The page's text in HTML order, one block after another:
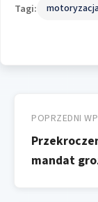
Tagi:
wpisu
POPRZEDNI
mandat